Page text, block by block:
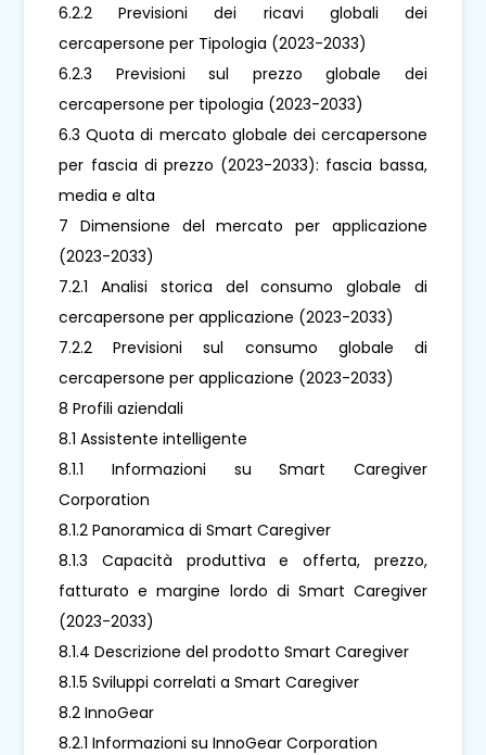
6.2.2 Previsioni dei ricavi globali dei
cercapersone per Tipologia (2023-2033)
6.2.3 Previsioni sul prezzo globale dei
cercapersone per tipologia (2023-2033)
6.3 Quota di mercato globale dei cercapersone
per fascia di prezzo (2023-2033): fascia bassa,
media e alta
7 Dimensione del mercato per applicazione
(2023-2033)
7.2.1 Analisi storica del consumo globale di
cercapersone per applicazione (2023-2033)
7.2.2 Previsioni sul consumo globale di
cercapersone per applicazione (2023-2033)
8 Profili aziendali
8.1 Assistente intelligente
8.1.1 Informazioni su Smart Caregiver
Corporation
8.1.2 Panoramica di Smart Caregiver
8.1.3 Capacità produttiva e offerta, prezzo,
fatturato e margine lordo di Smart Caregiver
(2023-2033)
8.1.4 Descrizione del prodotto Smart Caregiver
8.1.5 Sviluppi correlati a Smart Caregiver
8.2 InnoGear
8.2.1 Informazioni su InnoGear Corporation